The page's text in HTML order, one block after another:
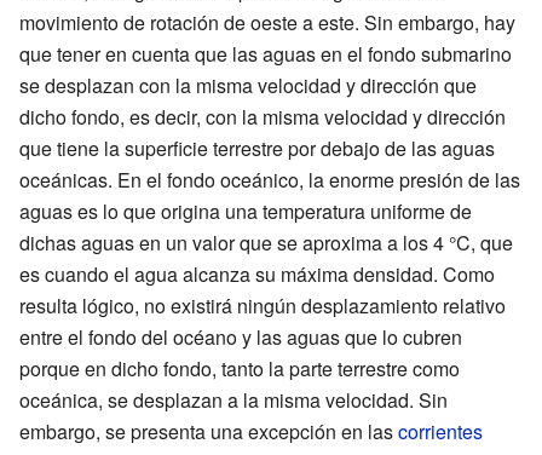
movimiento de rotación de oeste a este. Sin embargo, hay
que tener en cuenta que las aguas en el fondo submarino
se desplazan con la misma velocidad y dirección que
dicho fondo, es decir, con la misma velocidad y dirección
que tiene la superficie terrestre por debajo de las aguas
oceánicas. En el fondo oceánico, la enorme presión de las
aguas es lo que origina una temperatura uniforme de
dichas aguas en un valor que se aproxima a los 4 °C, que
es cuando el agua alcanza su máxima densidad. Como
resulta lógico, no existirá ningún desplazamiento relativo
entre el fondo del océano y las aguas que lo cubren
porque en dicho fondo, tanto la parte terrestre como
oceánica, se desplazan a la misma velocidad. Sin
embargo, se presenta una excepción en lascorrientes